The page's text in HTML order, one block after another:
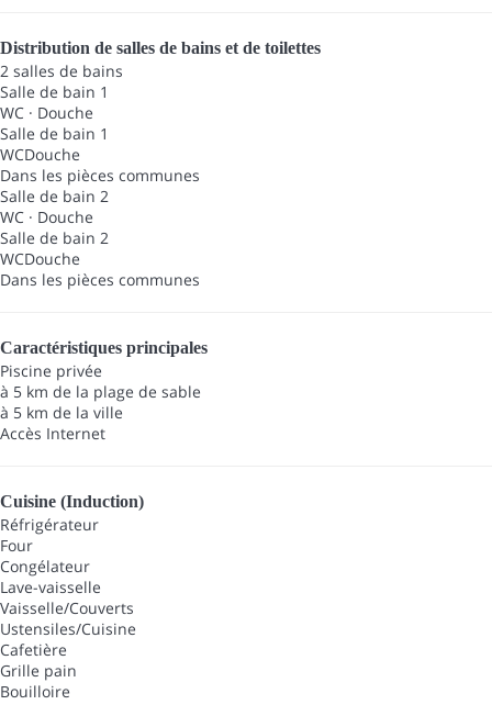
Distribution de salles de bains et de toilettes
2 salles de bains
Salle de bain 1
WC · Douche
Salle de bain 1
WCDouche
Dans les pièces communes
Salle de bain 2
WC · Douche
Salle de bain 2
WCDouche
Dans les pièces communes
Caractéristiques principales
Piscine privée
à 5 km de la plage de sable
à 5 km de la ville
Accès Internet
Cuisine (Induction)
Réfrigérateur
Four
Congélateur
Lave-vaisselle
Vaisselle/Couverts
Ustensiles/Cuisine
Cafetière
Grille pain
Bouilloire